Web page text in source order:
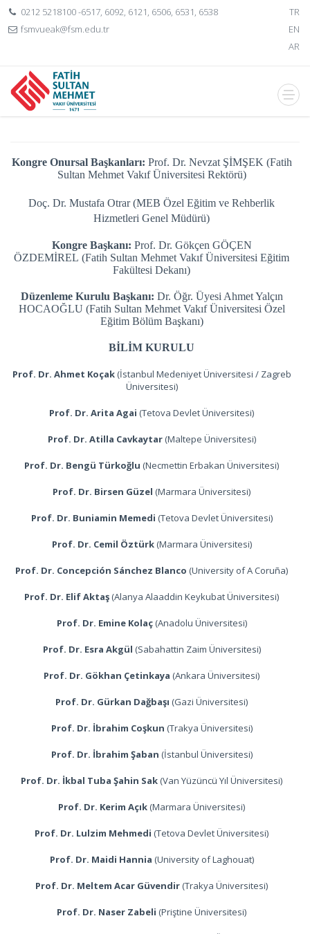
0212 5218100 -6517, 6092, 6121, 6506, 6531, 6538
fsmvueak@fsm.edu.tr
TR
EN
AR
Kongre Onursal Başkanları: Prof. Dr. Nevzat ŞİMŞEK (Fatih
Sultan Mehmet Vakıf Üniversitesi Rektörü)
Doç. Dr. Mustafa Otrar (MEB Özel Eğitim ve Rehberlik
Hizmetleri Genel Müdürü)
Kongre Başkanı: Prof. Dr. Gökçen GÖÇEN
ÖZDEMİREL (Fatih Sultan Mehmet Vakıf Üniversitesi Eğitim
Fakültesi Dekanı)
Düzenleme Kurulu Başkanı: Dr. Öğr. Üyesi Ahmet Yalçın
HOCAOĞLU (Fatih Sultan Mehmet Vakıf Üniversitesi Özel
Eğitim Bölüm Başkanı)
BİLİM KURULU
Prof. Dr. Ahmet Koçak(İstanbul Medeniyet Üniversitesi / Zagreb
Üniversitesi)
Prof. Dr. Arita Agai (Tetova Devlet Üniversitesi)
Prof. Dr. Atilla Cavkaytar(Maltepe Üniversitesi)
Prof. Dr. Bengü Türkoğlu (Necmettin Erbakan Üniversitesi)
Prof. Dr. Birsen Güzel (Marmara Üniversitesi)
Prof. Dr. Buniamin Memedi (Tetova Devlet Üniversitesi)
Prof. Dr. Cemil Öztürk(Marmara Üniversitesi)
Prof. Dr. Concepción Sánchez Blanco (University of A Coruña)
Prof. Dr. Elif Aktaş (Alanya Alaaddin Keykubat Üniversitesi)
Prof. Dr. Emine Kolaç(Anadolu Üniversitesi)
Prof. Dr. Esra Akgül (Sabahattin Zaim Üniversitesi)
Prof. Dr. Gökhan Çetinkaya (Ankara Üniversitesi)
Prof. Dr. Gürkan Dağbaşı (Gazi Üniversitesi)
Prof. Dr. İbrahim Coşkun (Trakya Üniversitesi)
Prof. Dr. İbrahim Şaban (İstanbul Üniversitesi)
Prof. Dr. İkbal Tuba Şahin Sak (Van Yüzüncü Yıl Üniversitesi)
Prof. Dr. Kerim Açık (Marmara Üniversitesi)
Prof. Dr. Lulzim Mehmedi (Tetova Devlet Üniversitesi)
Prof. Dr. Maidi Hannia (University of Laghouat)
Prof. Dr. Meltem Acar Güvendir (Trakya Üniversitesi)
Prof. Dr. Naser Zabeli (Priştine Üniversitesi)